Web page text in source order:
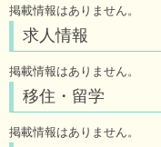
掲載情報はありません。
求人情報
掲載情報はありません。
移住・留学
掲載情報はありません。